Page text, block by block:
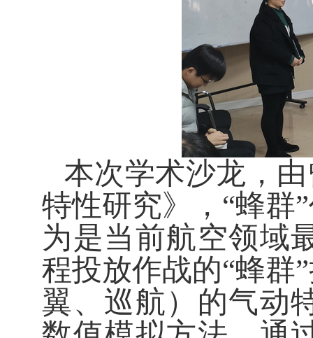
本次学术沙龙，
特性研究》，“蜂群
为是当前航空领域
程投放作战的“蜂群
翼、巡航）的气动